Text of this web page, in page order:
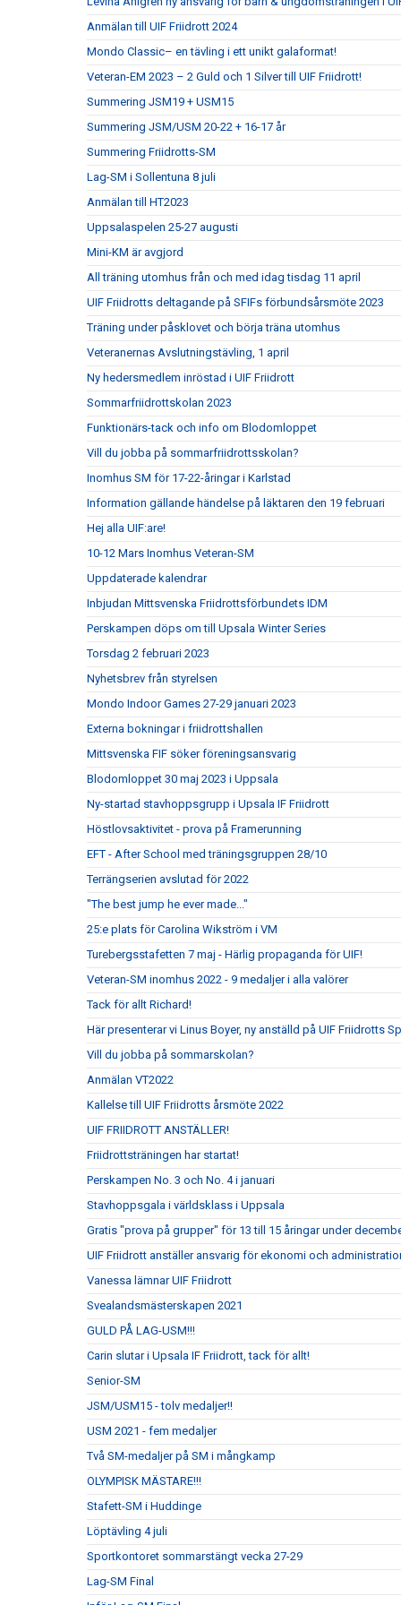
Anmälan till UIF Friidrott 2024
Mondo Classic– en tävling i ett unikt galaformat!
Veteran-EM 2023 – 2 Guld och 1 Silver till UIF Friidrott!
Summering JSM19 + USM15
Summering JSM/USM 20-22 + 16-17 år
Summering Friidrotts-SM
Lag-SM i Sollentuna 8 juli
Anmälan till HT2023
Uppsalaspelen 25-27 augusti
Mini-KM är avgjord
All träning utomhus från och med idag tisdag 11 april
UIF Friidrotts deltagande på SFIFs förbundsårsmöte 2023
Träning under påsklovet och börja träna utomhus
Veteranernas Avslutningstävling, 1 april
Ny hedersmedlem inröstad i UIF Friidrott
Sommarfriidrottskolan 2023
Funktionärs-tack och info om Blodomloppet
Vill du jobba på sommarfriidrottsskolan?
Inomhus SM för 17-22-åringar i Karlstad
Information gällande händelse på läktaren den 19 februari
Hej alla UIF:are!
10-12 Mars Inomhus Veteran-SM
Uppdaterade kalendrar
Inbjudan Mittsvenska Friidrottsförbundets IDM
Perskampen döps om till Upsala Winter Series
Torsdag 2 februari 2023
Nyhetsbrev från styrelsen
Mondo Indoor Games 27-29 januari 2023
Externa bokningar i friidrottshallen
Mittsvenska FIF söker föreningsansvarig
Blodomloppet 30 maj 2023 i Uppsala
Ny-startad stavhoppsgrupp i Upsala IF Friidrott
Höstlovsaktivitet - prova på Framerunning
EFT - After School med träningsgruppen 28/10
Terrängserien avslutad för 2022
"The best jump he ever made..."
25:e plats för Carolina Wikström i VM
Turebergsstafetten 7 maj - Härlig propaganda för UIF!
Veteran-SM inomhus 2022 - 9 medaljer i alla valörer
Tack för allt Richard!
Här presenterar vi Linus Boyer, ny anställd på UIF Friidrotts
Vill du jobba på sommarskolan?
Anmälan VT2022
Kallelse till UIF Friidrotts årsmöte 2022
UIF FRIIDROTT ANSTÄLLER!
Friidrottsträningen har startat!
Perskampen No. 3 och No. 4 i januari
Stavhoppsgala i världsklass i Uppsala
Gratis "prova på grupper" för 13 till 15 åringar under
UIF Friidrott anställer ansvarig för ekonomi och
Vanessa lämnar UIF Friidrott
Svealandsmästerskapen 2021
GULD PÅ LAG-USM!!!
Carin slutar i Upsala IF Friidrott, tack för allt!
Senior-SM
JSM/USM15 - tolv medaljer!!
USM 2021 - fem medaljer
Två SM-medaljer på SM i mångkamp
OLYMPISK MÄSTARE!!!
Stafett-SM i Huddinge
Löptävling 4 juli
Sportkontoret sommarstängt vecka 27-29
Lag-SM Final